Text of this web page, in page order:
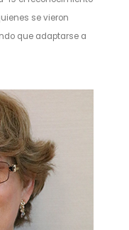
se vieron
que adaptarse a